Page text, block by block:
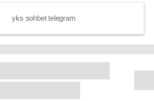
yks sohbet telegram